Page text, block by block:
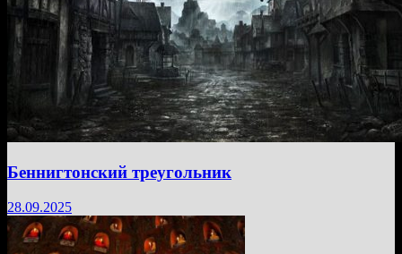
Беннигтонский треугольник
28.09.2025